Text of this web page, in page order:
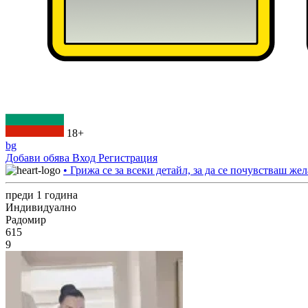
18+
bg
Добави обява Вход Регистрация
• Грижа се за всеки детайл, за да се почувстваш
преди 1 година
Индивидуално
Радомир
615
9